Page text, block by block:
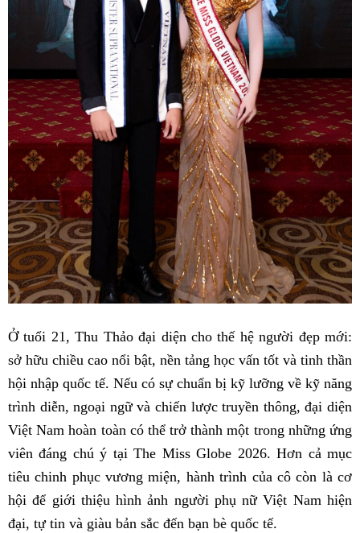
Ở tuổi 21, Thu Thảo đại diện cho thế hệ người đẹp mới:
sở hữu chiều cao nổi bật, nền tảng học vấn tốt và tinh thần
hội nhập quốc tế. Nếu có sự chuẩn bị kỹ lưỡng về kỹ năng
trình diễn, ngoại ngữ và chiến lược truyền thông, đại diện
Việt Nam hoàn toàn có thể trở thành một trong những ứng
viên đáng chú ý tại The Miss Globe 2026. Hơn cả mục
tiêu chinh phục vương miện, hành trình của cô còn là cơ
hội để giới thiệu hình ảnh người phụ nữ Việt Nam hiện
đại, tự tin và giàu bản sắc đến bạn bè quốc tế.